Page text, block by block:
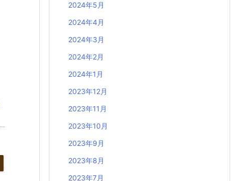
2024年5月
2024年4月
2024年3月
2024年2月
2024年1月
2023年12月
2023年11月
2023年10月
2023年9月
2023年8月
2023年7月